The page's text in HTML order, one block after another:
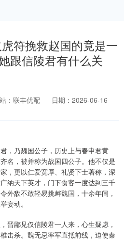
符挽救赵国的竟是一
跟信陵君有什么关
：联丰优配
日期：2026-06-16
，乃魏国公子，历史上与春申君黄
名，被并称为战国四公子。他不仅是
，更以仁爱宽厚、礼贤下士著称，深
纳天下英才，门下食客一度达到三千
外敌不敢轻易挑衅魏国，十余年间，
妄动。
晋鄙见仅信陵君一人来，心生疑虑，
击杀。魏无忌率军直抵前线，迫使秦